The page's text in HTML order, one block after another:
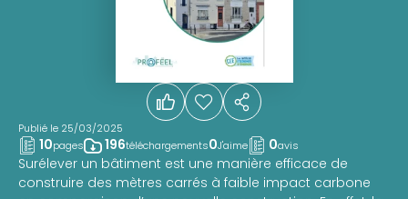
Publié le 25/03/2025
10pages 196téléchargements0J'aime 0avis
Surélever un bâtiment est une manière efficace de
construire des mètres carrés à faible impact carbone